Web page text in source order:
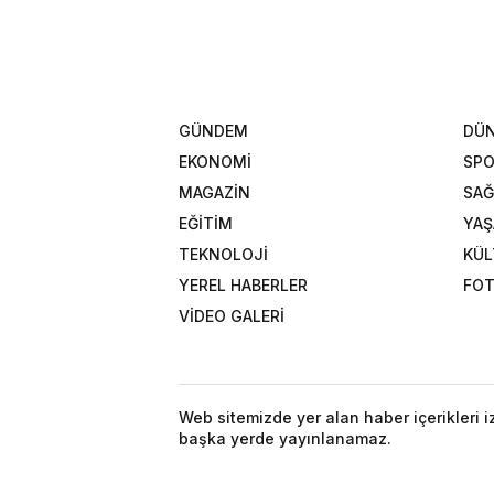
GÜNDEM
EKONOMİ
MAGAZİN
EĞİTİM
TEKNOLOJİ
YEREL HABERLER
VİDEO GALERİ
Web sitemizde yer alan haber içerikleri
başka yerde yayınlanamaz.